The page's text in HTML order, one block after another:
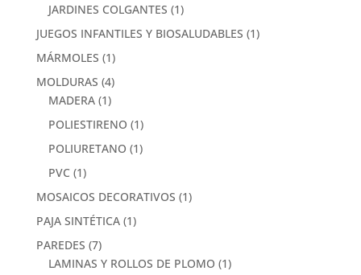
JARDINES COLGANTES (1)
JUEGOS INFANTILES Y BIOSALUDABLES (1)
MÁRMOLES (1)
MOLDURAS (4)
MADERA (1)
POLIESTIRENO (1)
POLIURETANO (1)
PVC (1)
MOSAICOS DECORATIVOS (1)
PAJA SINTÉTICA (1)
PAREDES (7)
LAMINAS Y ROLLOS DE PLOMO (1)